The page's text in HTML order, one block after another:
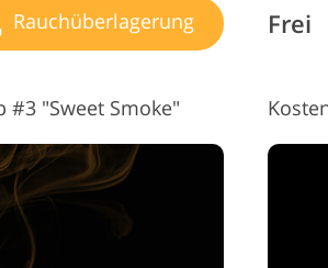
Rauchüberlagerung Frei
#3 "Sweet Smoke"